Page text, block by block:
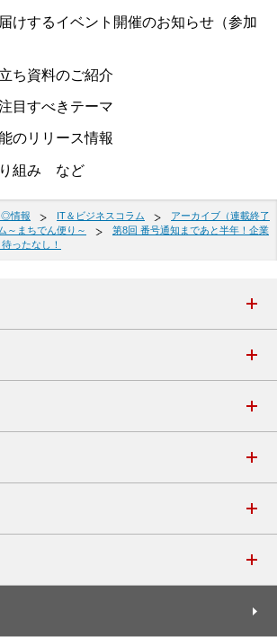
けするイベント開催のお知らせ（参加
ち資料のご紹介
目すべきテーマ
のリリース情報
組み など
◎情報 IT＆ビジネスコラム
アーカイブ（連載終了
～まちでん便り～
第8回 番号通知まであと半年！企業
ったなし！